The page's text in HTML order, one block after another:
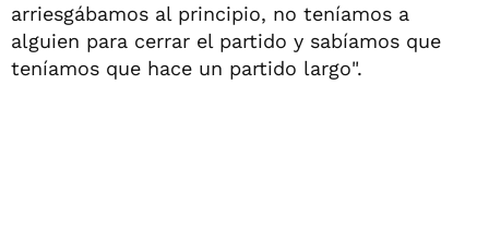
arriesgábamos al principio, no teníamos a
alguien para cerrar el partido y sabíamos que
teníamos que hace un partido largo".